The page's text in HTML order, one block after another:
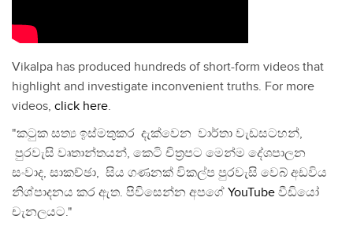
Vikalpa has produced hundreds of short-form videos that
highlight and investigate inconvenient truths. For more
videos, click here.
"කටුක සත්‍ය ඉස්මතුකර දැක්වෙන වාර්තා වැඩසටහන්,
පුරවැසි වෘතාන්තයන්, කෙටි චිත්‍රපට මෙන්ම දේශපාලන
සංවාද, සාකච්ඡා, සිය ගණනක් විකල්ප පුරවැසි වෙබ් අඩවිය
නිශ්පාදනය කර ඇත. පිවිසෙන්න අපගේ YouTube වීඩියෝ
චැනලයට."